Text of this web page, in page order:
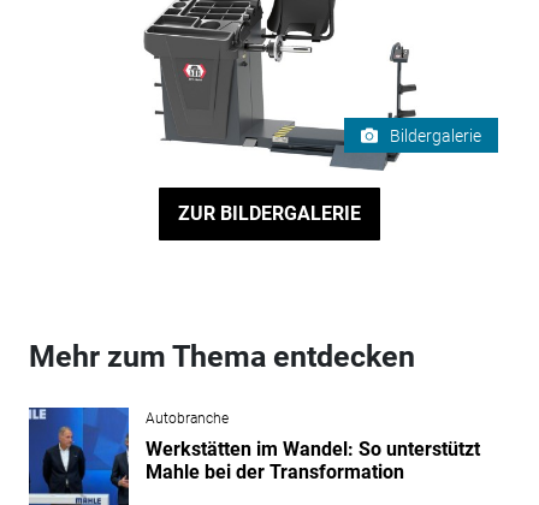
Bildergalerie
ZUR BILDERGALERIE
Mehr zum Thema entdecken
Autobranche
Werkstätten im Wandel: So unterstützt
Mahle bei der Transformation